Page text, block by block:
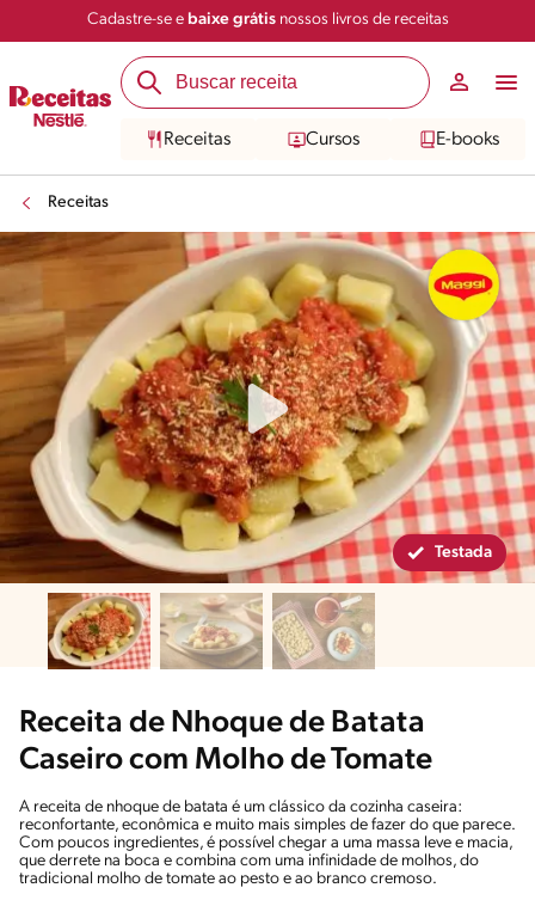
Cadastre-se e baixe grátisnossos livros de receitas
Receitas Cursos E-books
Receitas
Salvar Compartilhar
Testada
Receita de Nhoque de Batata
Caseiro com Molho de Tomate
A receita de nhoque de batata é um clássico da cozinha caseira:
reconfortante, econômica e muito mais simples de fazer do que parece.
Com poucos ingredientes, é possível chegar a uma massa leve e macia,
que derrete na boca e combina com uma infinidade de molhos, do
tradicional molho de tomate ao pesto e ao branco cremoso.